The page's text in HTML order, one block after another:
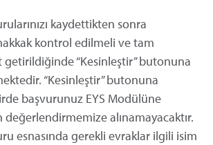
kaydettikten sonra
kontrol edilmeli ve tam
“Kesinleştir” butonuna
“Kesinleştir” butonuna
başvurunuz EYS Modülüne
alınamayacaktır.
esnasında gerekli evraklar ilgili isim